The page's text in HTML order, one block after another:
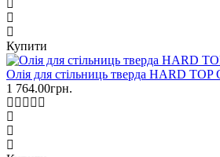
Купити
Олія для стільниць тверда HARD TOP
1 764.00грн.